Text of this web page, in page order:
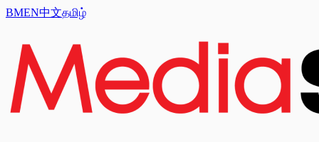
BMEN中文தமிழ்